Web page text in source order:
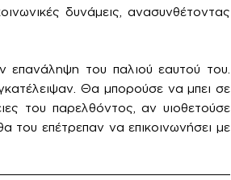
δυνάμεις, ανασυνθέτοντας
του παλιού εαυτού του.
Θα μπορούσε να μπει σε
του παρελθόντος, αν υιοθετούσε
του επέτρεπαν να επικοινωνήσει με